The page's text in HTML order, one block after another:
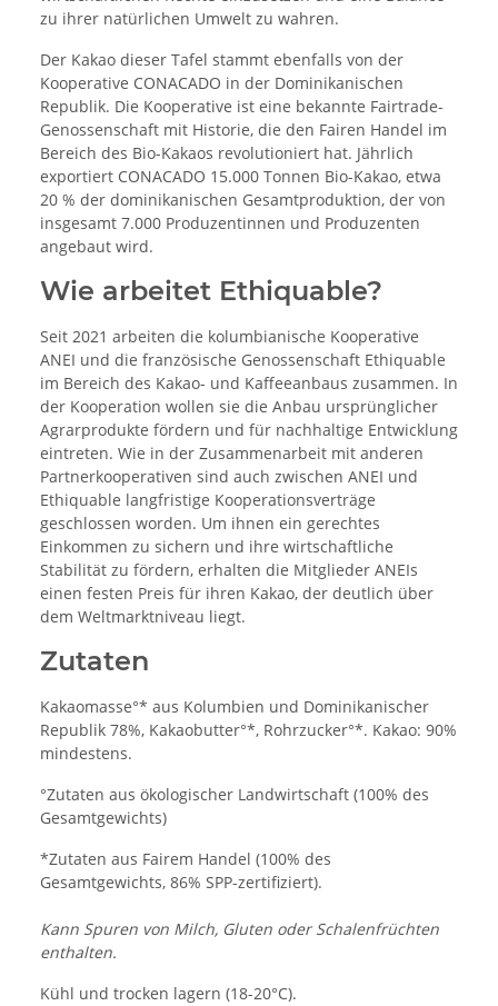
zu ihrer natürlichen Umwelt zu wahren.
Der Kakao dieser Tafel stammt ebenfalls von der
Kooperative CONACADO in der Dominikanischen
Republik. Die Kooperative ist eine bekannte Fairtrade-
Genossenschaft mit Historie, die den Fairen Handel im
Bereich des Bio-Kakaos revolutioniert hat. Jährlich
exportiert CONACADO 15.000 Tonnen Bio-Kakao, etwa
20 % der dominikanischen Gesamtproduktion, der von
insgesamt 7.000 Produzentinnen und Produzenten
angebaut wird.
Wie arbeitet Ethiquable?
Seit 2021 arbeiten die kolumbianische Kooperative
ANEI und die französische Genossenschaft Ethiquable
im Bereich des Kakao- und Kaffeeanbaus zusammen. In
der Kooperation wollen sie die Anbau ursprünglicher
Agrarprodukte fördern und für nachhaltige Entwicklung
eintreten. Wie in der Zusammenarbeit mit anderen
Partnerkooperativen sind auch zwischen ANEI und
Ethiquable langfristige Kooperationsverträge
geschlossen worden. Um ihnen ein gerechtes
Einkommen zu sichern und ihre wirtschaftliche
Stabilität zu fördern, erhalten die Mitglieder ANEIs
einen festen Preis für ihren Kakao, der deutlich über
dem Weltmarktniveau liegt.
Zutaten
Kakaomasse°* aus Kolumbien und Dominikanischer
Republik 78%, Kakaobutter°*, Rohrzucker°*. Kakao: 90%
mindestens.
°Zutaten aus ökologischer Landwirtschaft (100% des
Gesamtgewichts)
*Zutaten aus Fairem Handel (100% des
Gesamtgewichts, 86% SPP-zertifiziert).
Kann Spuren von Milch, Gluten oder Schalenfrüchten
enthalten.
Kühl und trocken lagern (18-20°C).